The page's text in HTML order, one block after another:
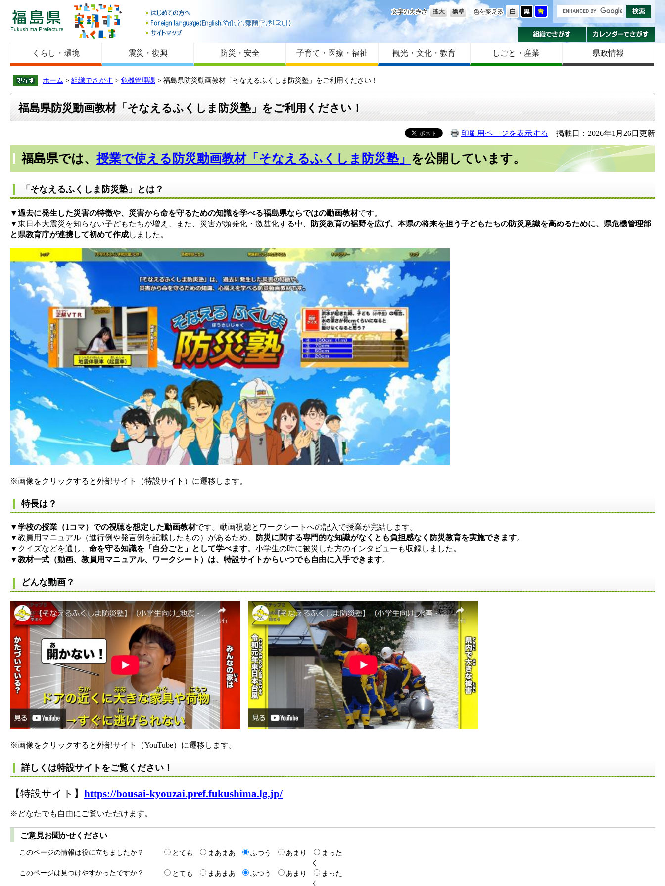
福島県
はじめての方へ
Foreign language
サイトマップ
色を変える
文字の大きさ
組織でさがす
くらし・環境 震災・復興 防災・安全 子育て・医療・福祉 観光・文化・教育 しごと・産業 県政情報
ホーム > 組織でさがす > 危機管理課 > 福島県防災動画教材「そなえるふくしま防災塾」をご利用ください！
福島県防災動画教材「そなえるふくしま防災塾」をご利用ください！
印刷用ページを表示する 掲載日：2026年1月26日更新
福島県では、授業で使える防災動画教材「そなえるふくしま防災塾」 を公開しています。
「そなえるふくしま防災塾」とは？
▼過去に発生した災害の特徴や、災害から命を守るための知識を学べる福島県ならではの動画教材です。
▼東日本大震災を知らない子どもたちが増え、また、災害が頻発化・激甚化する中、
防災教育の裾野を広げ、本県の将来を担う子どもたちの防災意識を高めるために、県危機管理部
と県教育庁が連携して初めて作成しました。
※画像をクリックすると外部サイト（特設サイト）に遷移します。
特長は？
▼学校の授業（1コマ）での視聴を想定した動画教材です。動画視聴とワークシートへの記入で授業が完結します。
▼教員用マニュアル（進行例や発言例を記載したもの）があるため、
防災に関する専門的な知識がなくとも負担感なく防災教育を実施できます。
▼クイズなどを通し、 命を守る知識を「自分ごと」として学べます。小学生の時に被災した方のインタビューも収録しました。
▼教材一式（動画、教員用マニュアル、ワークシート）は、特設サイトからいつでも自由に入手できます。
どんな動画？
※画像をクリックすると外部サイト（YouTube）に遷移します。
詳しくは特設サイトをご覧ください！
【特設サイト】 https://bousai-kyouzai.pref.fukushima.lg.jp/
※どなたでも自由にご覧いただけます。
ご意見お聞かせください
このページの情報は役に立ちましたか？ とても まあまあ ふつう あまり
まった
く
このページは見つけやすかったですか？
とても まあまあ ふつう あまり
まった
く